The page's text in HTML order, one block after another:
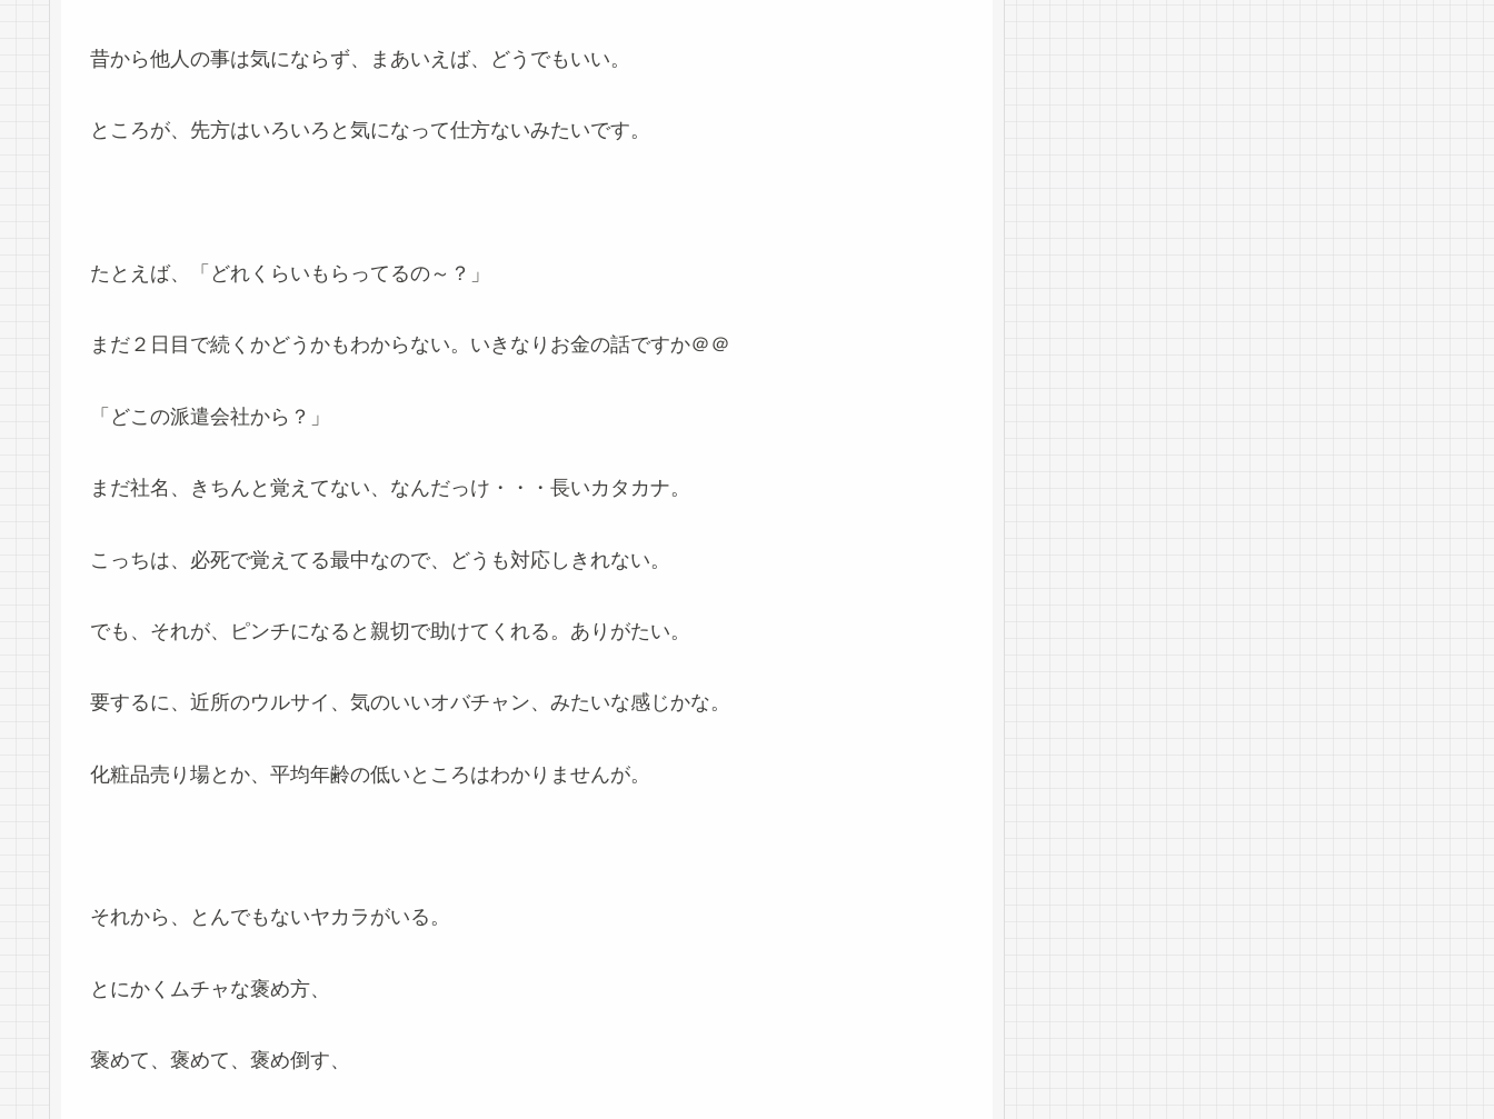
昔から他人の事は気にならず、まあいえば、どうでもいい。
ところが、先方はいろいろと気になって仕方ないみたいです。
たとえば、「どれくらいもらってるの～？」
まだ２日目で続くかどうかもわからない。いきなりお金の話ですか＠＠
「どこの派遣会社から？」
まだ社名、きちんと覚えてない、なんだっけ・・・長いカタカナ。
こっちは、必死で覚えてる最中なので、どうも対応しきれない。
でも、それが、ピンチになると親切で助けてくれる。ありがたい。
要するに、近所のウルサイ、気のいいオバチャン、みたいな感じかな。
化粧品売り場とか、平均年齢の低いところはわかりませんが。
それから、とんでもないヤカラがいる。
とにかくムチャな褒め方、
褒めて、褒めて、褒め倒す、